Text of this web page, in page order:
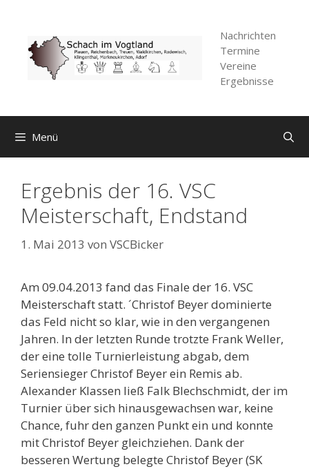
springen
Nachrichten
Termine
Vereine
Ergebnisse
Menü
Ergebnis der 16. VSC
Meisterschaft, Endstand
1. Mai 2013 von VSCBicker
Am 09.04.2013 fand das Finale der 16. VSC
Meisterschaft statt. ´Christof Beyer dominierte
das Feld nicht so klar, wie in den vergangenen
Jahren. In der letzten Runde trotzte Frank Weller,
der eine tolle Turnierleistung abgab, dem
Seriensieger Christof Beyer ein Remis ab.
Alexander Klassen ließ Falk Blechschmidt, der im
Turnier über sich hinausgewachsen war, keine
Chance, fuhr den ganzen Punkt ein und konnte
mit Christof Beyer gleichziehen. Dank der
besseren Wertung belegte Christof Beyer (SK